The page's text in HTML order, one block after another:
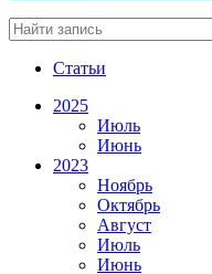
Статьи
2025
Июль
Июнь
2023
Ноябрь
Октябрь
Август
Июль
Июнь